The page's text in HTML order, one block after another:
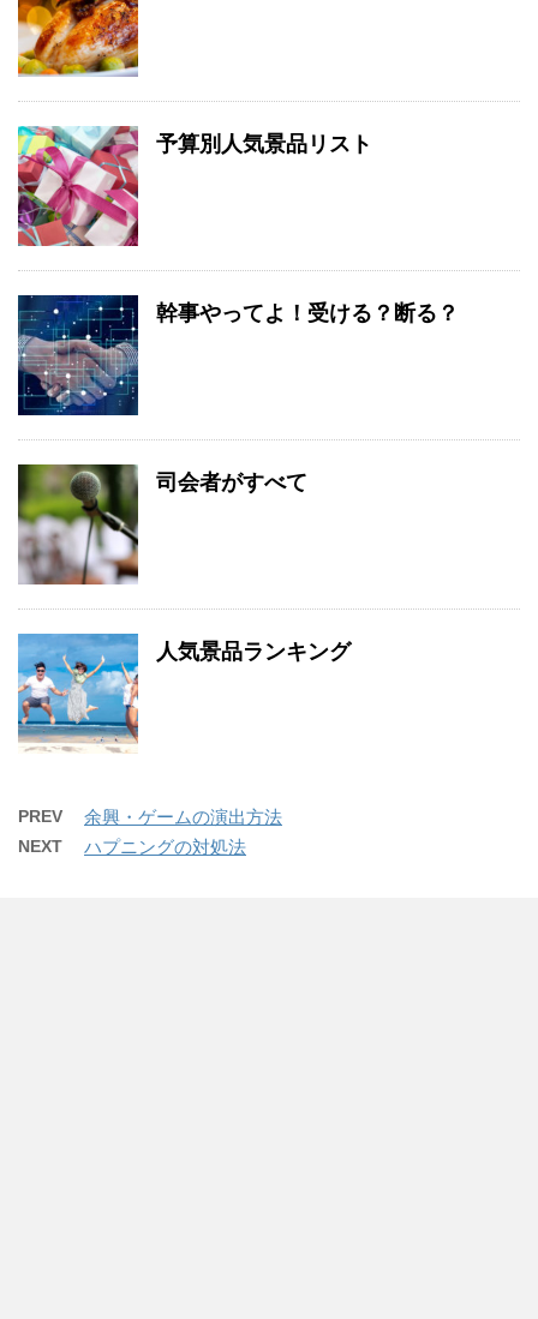
予算別人気景品リスト
幹事やってよ！受ける？断る？
司会者がすべて
人気景品ランキング
PREV 余興・ゲームの演出方法
NEXT ハプニングの対処法